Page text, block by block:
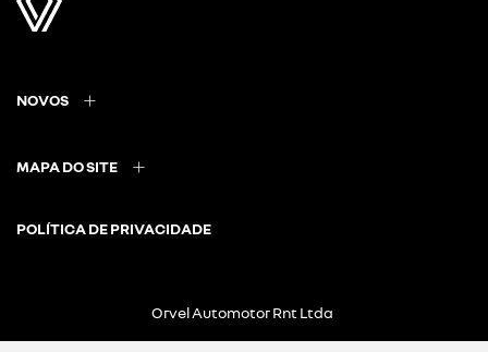
NOVOS
MAPA DO SITE
POLÍTICA DE PRIVACIDADE
Orvel Automotor Rnt Ltda